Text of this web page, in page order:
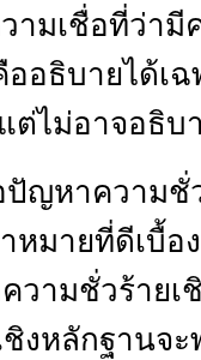
ามเชื่อที่ว่า
อธิบายได้เฉ
ต่ไม่อาจอธิบ
ปัญหาความชั่
หมายที่ดีเบื้
วามชั่วร้ายเ
ชิงหลักฐานจ